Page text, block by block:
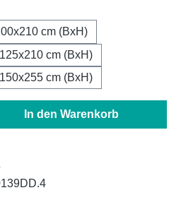
cm (BxH)
125x210 cm (BxH)
150x255 cm (BxH)
den gewünschten
In den Warenkorb